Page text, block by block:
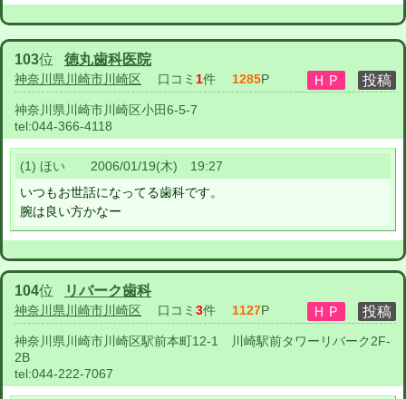
103位 徳丸歯科医院
神奈川県川崎市川崎区 口コミ 1件 1285P
神奈川県川崎市川崎区小田6-5-7
tel:044-366-4118
(1) ほい 2006/01/19(木) 19:27
いつもお世話になってる歯科です。
腕は良い方かなー
104位 リバーク歯科
神奈川県川崎市川崎区 口コミ 3件 1127P
神奈川県川崎市川崎区駅前本町12-1 川崎駅前タワーリバーク2F-
2B
tel:044-222-7067